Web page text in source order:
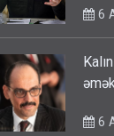
6
6